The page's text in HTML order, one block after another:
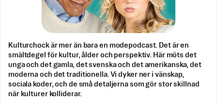
Kulturchock är mer än bara en modepodcast. Det är en
smältdegel för kultur, ålder och perspektiv. Här möts det
unga och det gamla, det svenska och det amerikanska, det
moderna och det traditionella. Vi dyker ner i vänskap,
sociala koder, och de små detaljerna som gör stor skillnad
när kulturer kolliderar.